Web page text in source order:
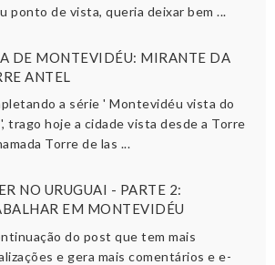
ponto de vista, queria deixar bem ...
DE MONTEVIDÉU: MIRANTE DA
ANTEL
a série ' Montevidéu vista do
trago hoje a cidade vista desde a Torre
Torre de las ...
NO URUGUAI - PARTE 2:
EM MONTEVIDÉU
do post que tem mais
e gera mais comentários e e-